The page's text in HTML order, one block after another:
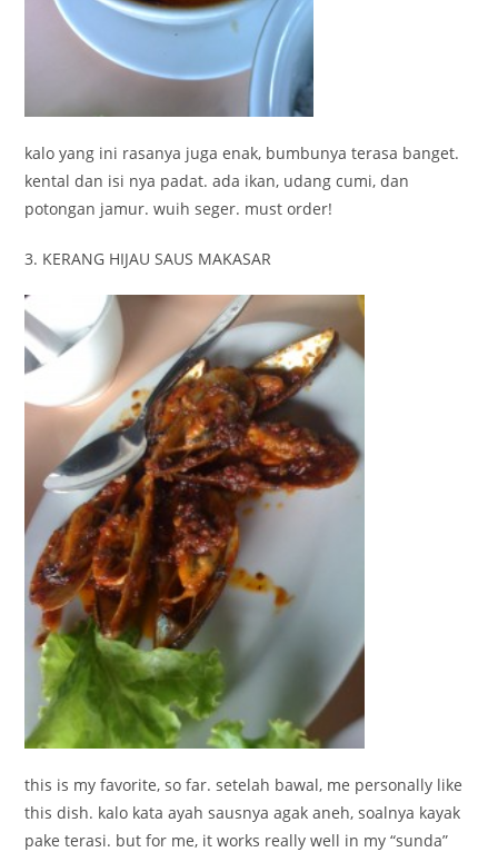
kalo yang ini rasanya juga enak, bumbunya terasa banget.
kental dan isi nya padat. ada ikan, udang cumi, dan
potongan jamur. wuih seger. must order!
3. KERANG HIJAU SAUS MAKASAR
this is my favorite, so far. setelah bawal, me personally like
this dish. kalo kata ayah sausnya agak aneh, soalnya kayak
pake terasi. but for me, it works really well in my “sunda”